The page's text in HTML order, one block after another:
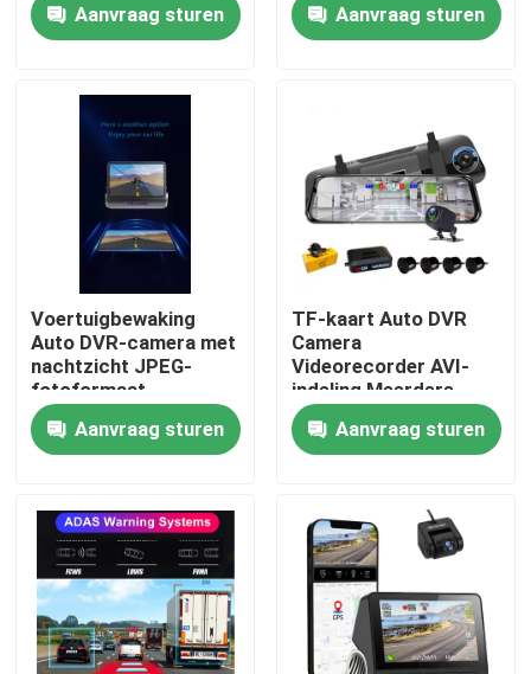
Contacten
Producten
Auto DVR-camera
4G auto-DVR
Blackbox DVR-dashcam
4K GPS-dashcam
Auto Camcorder FHD 1080P
Aanvraag sturen
Aanvraag sturen
Voertuigbewaking
Auto DVR-camera met
nachtzicht JPEG-
fotoformaat
Aanvraag sturen
TF-kaart Auto DVR
Camera
Videorecorder AVI-
indeling Meerdere
talen \
Aanvraag sturen